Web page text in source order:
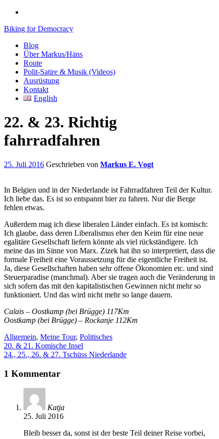
Biking for Democracy
Blog
Über Markus/Häns
Route
Polit-Satire & Musik (Videos)
Ausrüstung
Kontakt
English
22. & 23. Richtig
fahrradfahren
25. Juli 2016 Geschrieben von Markus E. Vogt
In Belgien und in der Niederlande ist Fahrradfahren Teil der Kultur.
Ich liebe das. Es ist so entspannt hier zu fahren. Nur die Berge
fehlen etwas.
Außerdem mag ich diese liberalen Länder einfach. Es ist komisch:
Ich glaube, dass deren Liberalismus eher den Keim für eine neue
egalitäre Gesellschaft liefern könnte als viel rückständigere. Ich
meine das im Sinne von Marx. Zizek hat ihn so interpretiert, dass die
formale Freiheit eine Voraussetzung für die eigentliche Freiheit ist.
Ja, diese Gesellschaften haben sehr offene Ökonomien etc. und sind
Steuerparadise (manchmal). Aber sie tragen auch die Veränderung in
sich sofern das mit den kapitalistischen Gewinnen nicht mehr so
funktioniert. Und das wird nicht mehr so lange dauern.
Calais – Oostkamp (bei Brügge) 117Km
Oostkamp (bei Brügge) – Rockanje 112Km
Allgemein, Meine Tour, Politisches
20. & 21. Komische Insel
24., 25., 26. & 27. Tschüss Niederlande
1 Kommentar
Katja
25. Juli 2016
Bleib besser da, sonst ist der beste Teil deiner Reise vorbei,